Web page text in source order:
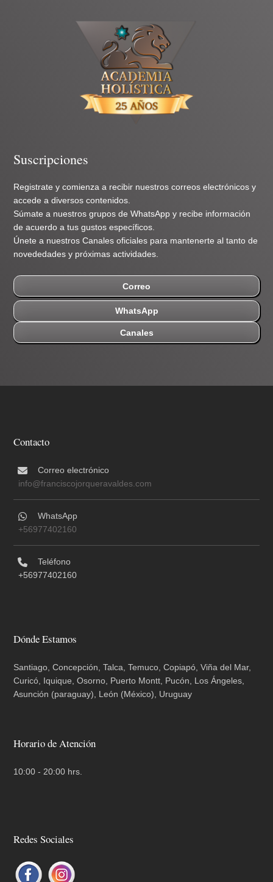
Suscripciones
Registrate y comienza a recibir nuestros correos electrónicos y
accede a diversos contenidos.
Súmate a nuestros grupos de WhatsApp y recibe información
de acuerdo a tus gustos específicos.
Únete a nuestros Canales oficiales para mantenerte al tanto de
novededades y próximas actividades.
Correo
WhatsApp
Canales
Contacto
Correo electrónico
info@franciscojorqueravaldes.com
WhatsApp
+56977402160
Teléfono
+56977402160
Dónde Estamos
Santiago, Concepción, Talca, Temuco, Copiapó, Viña del Mar,
Curicó, Iquique, Osorno, Puerto Montt, Pucón, Los Ángeles,
Asunción (paraguay), León (México), Uruguay
Horario de Atención
10:00 - 20:00 hrs.
Redes Sociales